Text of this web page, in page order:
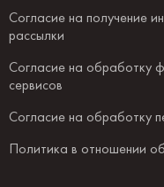
Согласие на получение
рассылки
Согласие на обработку
сервисов
Согласие на обработку
Политика в отношении